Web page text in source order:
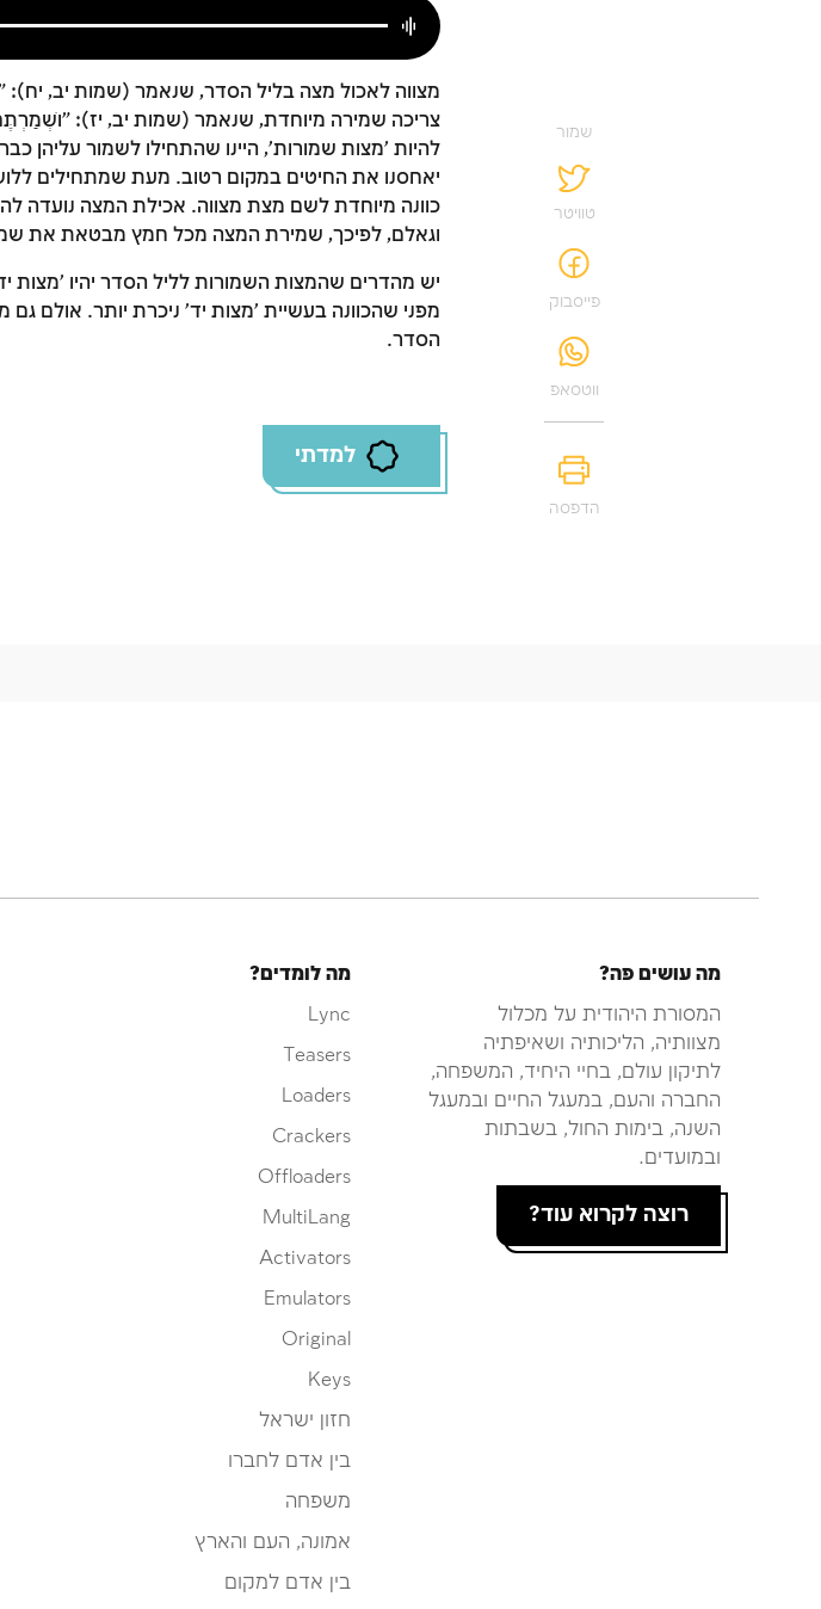
שמור
טוויטר
פייסבוק
ווטסאפ
הדפסה
מצווה לאכול מצה בליל הסדר, שנאמר (שמות יב,
צריכה שמירה מיוחדת, שנאמר (שמות יב, יז):
להיות 'מצות שמורות', היינו שהתחילו לשמור עליהן
יאחסנו את החיטים במקום רטוב. מעת שמתחילים
כוונה מיוחדת לשם מצת מצווה. אכילת המצה נועדה
וגאלם, לפיכך, שמירת המצה מכל חמץ מבטאת את
יש מהדרים שהמצות השמורות לליל הסדר יהיו 'מצות
מפני שהכוונה בעשיית 'מצות יד' ניכרת יותר. אולם
הסדר.
למדתי
זמן להתחבר
מה לומדים?
Lync
Teasers
Loaders
Crackers
Offloaders
MultiLang
Activators
Emulators
Original
Keys
חזון ישראל
בין אדם לחברו
משפחה
אמונה, העם והארץ
בין אדם למקום
מה עושים פה?
המסורת היהודית על מכלול
מצוותיה, הליכותיה ושאיפתיה
לתיקון עולם, בחיי היחיד, המשפחה,
החברה והעם, במעגל החיים ובמעגל
השנה, בימות החול, בשבתות
ובמועדים.
רוצה לקרוא עוד?